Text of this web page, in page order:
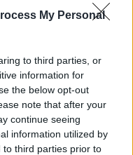
My Personal
to third parties, or
information for
the below opt-out
note that after your
continue seeing
information utilized by
to third parties prior to
a Milan e Juve in
ben 20 milioni di
messaggio è chiaro:
per il classe 1997.